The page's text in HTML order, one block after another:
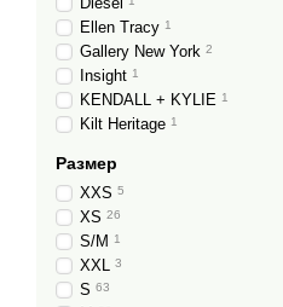
Ellen Tracy 1
Gallery New York 2
Insight 1
KENDALL + KYLIE 1
Kilt Heritage 1
Размер
XXS 5
XS 26
S/M 1
XXL 3
S 63